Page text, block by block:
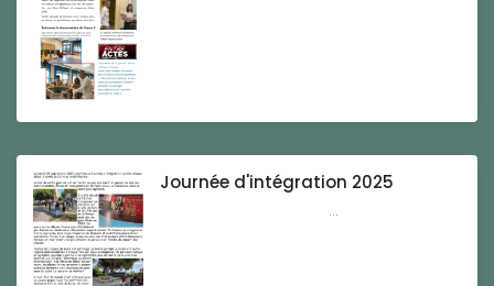
Journée d'intégration 2025
...